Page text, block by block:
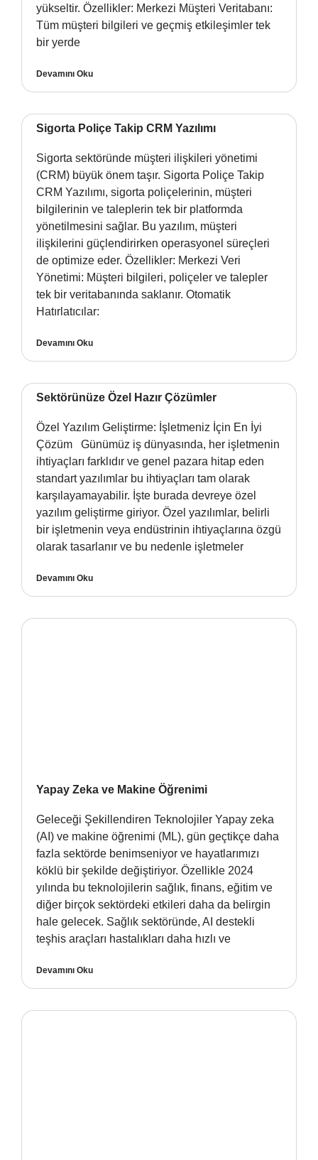
yükseltir. Özellikler: Merkezi Müşteri Veritabanı:
Tüm müşteri bilgileri ve geçmiş etkileşimler tek
bir yerde
Devamını Oku
Sigorta Poliçe Takip CRM Yazılımı
Sigorta sektöründe müşteri ilişkileri yönetimi
(CRM) büyük önem taşır. Sigorta Poliçe Takip
CRM Yazılımı, sigorta poliçelerinin, müşteri
bilgilerinin ve taleplerin tek bir platformda
yönetilmesini sağlar. Bu yazılım, müşteri
ilişkilerini güçlendirirken operasyonel süreçleri
de optimize eder. Özellikler: Merkezi Veri
Yönetimi: Müşteri bilgileri, poliçeler ve talepler
tek bir veritabanında saklanır. Otomatik
Hatırlatıcılar:
Devamını Oku
Sektörünüze Özel Hazır Çözümler
Özel Yazılım Geliştirme: İşletmeniz İçin En İyi
Çözüm Günümüz iş dünyasında, her işletmenin
ihtiyaçları farklıdır ve genel pazara hitap eden
standart yazılımlar bu ihtiyaçları tam olarak
karşılayamayabilir. İşte burada devreye özel
yazılım geliştirme giriyor. Özel yazılımlar, belirli
bir işletmenin veya endüstrinin ihtiyaçlarına özgü
olarak tasarlanır ve bu nedenle işletmeler
Devamını Oku
Yapay Zeka ve Makine Öğrenimi
Geleceği Şekillendiren Teknolojiler Yapay zeka
(AI) ve makine öğrenimi (ML), gün geçtikçe daha
fazla sektörde benimseniyor ve hayatlarımızı
köklü bir şekilde değiştiriyor. Özellikle 2024
yılında bu teknolojilerin sağlık, finans, eğitim ve
diğer birçok sektördeki etkileri daha da belirgin
hale gelecek. Sağlık sektöründe, AI destekli
teşhis araçları hastalıkları daha hızlı ve
Devamını Oku